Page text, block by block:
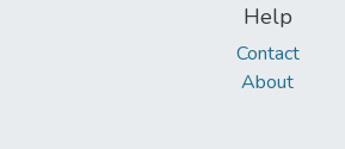
Help
Contact
About